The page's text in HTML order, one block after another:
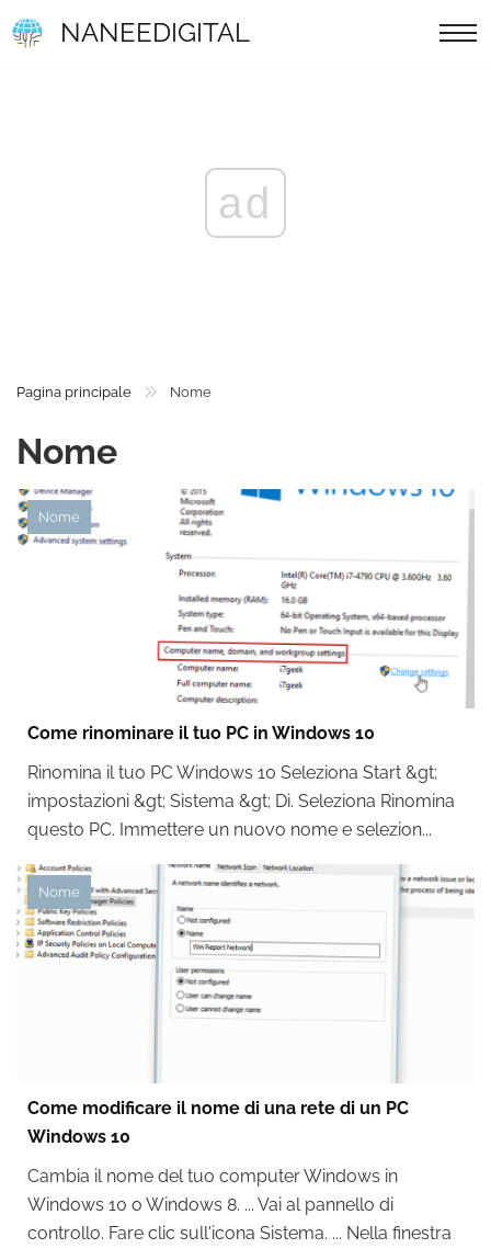
NANEEDIGITAL
ad
Pagina principale Nome
Nome
Nome
Come rinominare il tuo PC in Windows 10
Rinomina il tuo PC Windows 10 Seleziona Start &gt;
impostazioni &gt; Sistema &gt; Di. Seleziona Rinomina
questo PC. Immettere un nuovo nome e selezion...
Nome
Come modificare il nome di una rete di un PC
Windows 10
Cambia il nome del tuo computer Windows in
Windows 10 o Windows 8. ... Vai al pannello di
controllo. Fare clic sull'icona Sistema. ... Nella finestra